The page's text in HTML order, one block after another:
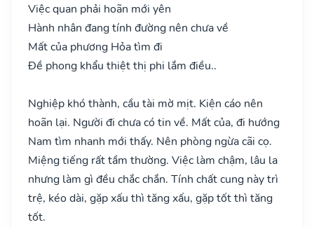
Việc quan phải hoãn mới yên
Hành nhân đang tính đường nên chưa về
Mất của phương Hỏa tìm đi
Đề phong khẩu thiệt thị phi lắm điều..
Nghiệp khó thành, cầu tài mờ mịt. Kiện cáo nên
hoãn lại. Người đi chưa có tin về. Mất của, đi hướng
Nam tìm nhanh mới thấy. Nên phòng ngừa cãi cọ.
Miệng tiếng rất tầm thường. Việc làm chậm, lâu la
nhưng làm gì đều chắc chắn. Tính chất cung này trì
trệ, kéo dài, gặp xấu thì tăng xấu, gặp tốt thì tăng
tốt.